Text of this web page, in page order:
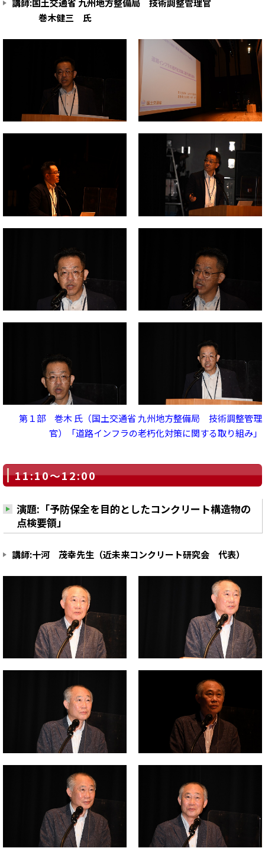
講師:国土交通省 九州地方整備局 技術調整管理官
巻木健三 氏
第１部 巻木 氏（国土交通省 九州地方整備局 技術調整管理
官）「道路インフラの老朽化対策に関する取り組み」
11:10～12:00
演題:「予防保全を目的としたコンクリート構造物の
点検要領」
講師:十河 茂幸先生（近未来コンクリート研究会 代表）